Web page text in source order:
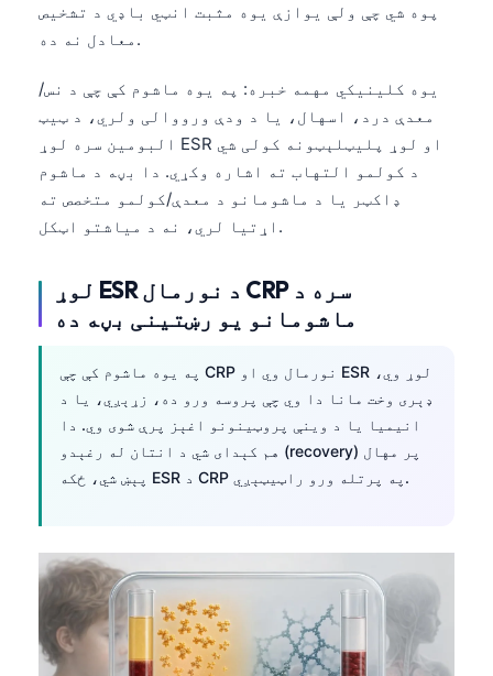
پوه شي چې ولې یوازې یوه مثبت انټي باډي د تشخیص
معادل نه ده.
یوه کلینیکي مهمه خبره: په یوه ماشوم کې چې د نس/
معدې درد، اسهال، یا د ودې ورووالی ولري، د ټیټ
البومین سره لوړ ESR او لوړ پلیټلېټونه کولی شي
د کولمو التهاب ته اشاره وکړي. دا بڼه د ماشوم
ډاکټر یا د ماشومانو د معدې/کولمو متخصص ته
اړتیا لري، نه د میاشتو اټکل.
لوړ ESR د نورمال CRP سره د
ماشومانو یو رښتینی بڼه ده
په یوه ماشوم کې چې CRP نورمال وي او ESR لوړ وي،
ډېری وخت مانا دا وي چې پروسه ورو ده، زړېږي، یا د
انیمیا یا د وینې پروټینونو اغېز پرې شوی وي. دا
هم کېدای شي د انتان له رغېدو (recovery) پر مهال
پېښ شي، ځکه ESR د CRP په پرتله ورو راټیټېږي.
മലയാളം
Bahasa Melayu
Tiếng Việt
Tagalog
ဗမာစာ
Kiswahili
አማርኛ
Українська
O‘zbekcha
Қазақ тілі
Hrvatski
Slovenčina
سنڌي